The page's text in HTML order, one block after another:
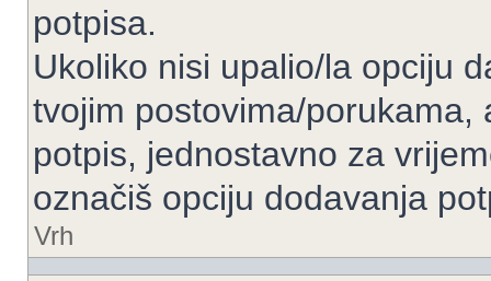
potpisa.
Ukoliko nisi upalio/la opciju
tvojim postovima/
potpis, jednostavno za
označiš opciju dodavanja
Vrh